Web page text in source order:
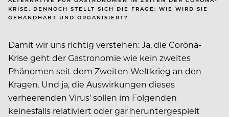
KRISE. DENNOCH STELLT SICH DIE FRAGE: WIE WIRD SIE
GEHANDHABT UND ORGANISIERT?
Damit wir uns richtig verstehen: Ja, die Corona-
Krise geht der Gastronomie wie kein zweites
Phänomen seit dem Zweiten Weltkrieg an den
Kragen. Und ja, die Auswirkungen dieses
verheerenden Virus’ sollen im Folgenden
keinesfalls relativiert oder gar heruntergespielt